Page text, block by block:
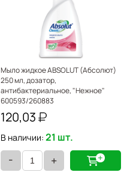
Мыло жидкое ABSOLUT (Абсолют)
250 мл, дозатор,
антибактериальное, "Нежное"
600593/260883
120,03
В наличии: 21 шт.
- +